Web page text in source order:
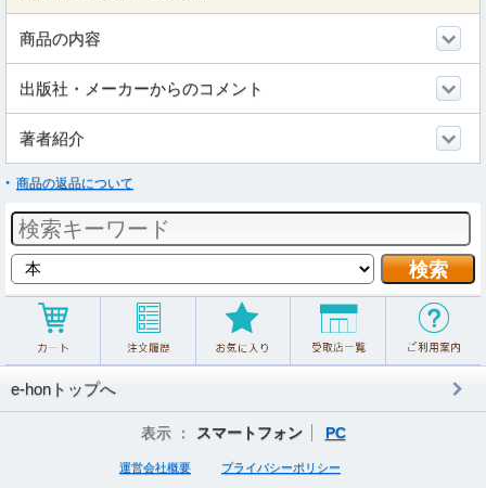
商品の内容
出版社・メーカーからのコメント
著者紹介
商品の返品について
e-honトップへ
表示 ： スマートフォン PC
運営会社概要 プライバシーポリシー